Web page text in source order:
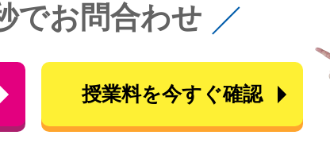
でお問合わせ
授業料を今すぐ確認